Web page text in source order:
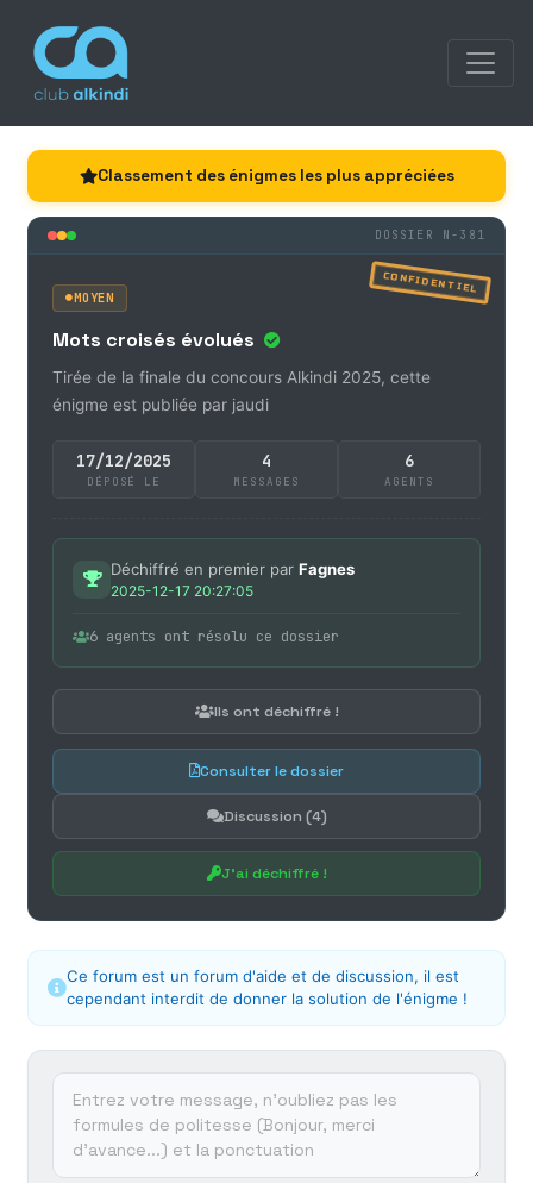
Classement des énigmes les plus appréciées
DOSSIER N-381
CONFIDENTIEL
MOYEN
Mots croisés évolués
Tirée de la finale du concours Alkindi 2025, cette
énigme est publiée par jaudi
17/12/2025
DÉPOSÉ LE
4
MESSAGES
6
AGENTS
Déchiffré en premier par Fagnes
2025-12-17 20:27:05
6 agents ont résolu ce dossier
Ils ont déchiffré !
Consulter le dossier
Discussion (4)
J'ai déchiffré !
Ce forum est un forum d'aide et de discussion, il est
cependant interdit de donner la solution de l'énigme !